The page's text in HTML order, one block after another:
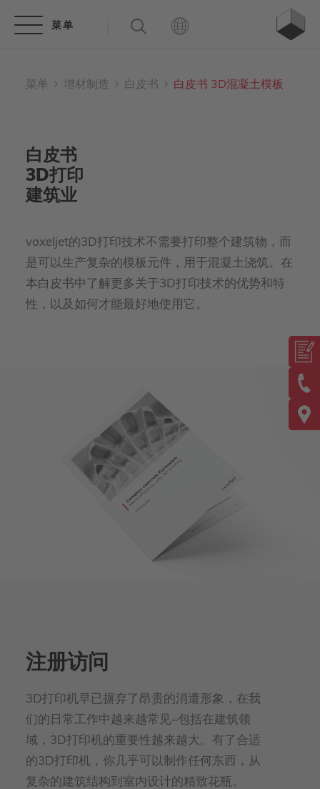
菜单 增材制造 白皮书 白皮书 3D混凝土模板
白皮书
3D打印
建筑业
voxeljet的3D打印技术不需要打印整个建筑物，而
是可以生产复杂的模板元件，用于混凝土浇筑。在
本白皮书中了解更多关于3D打印技术的优势和特
性，以及如何才能最好地使用它。
注册访问
3D打印机早已摒弃了昂贵的消遣形象，在我
们的日常工作中越来越常见–包括在建筑领
域，3D打印机的重要性越来越大。有了合适
的3D打印机，你几乎可以制作任何东西，从
复杂的建筑结构到室内设计的精致花瓶。